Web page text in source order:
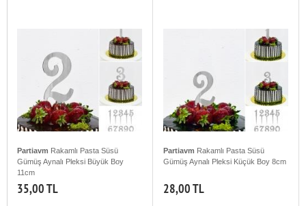
Partiavm Rakamlı Pasta Süsü
Gümüş Aynalı Pleksi Büyük Boy
11cm
35,00 TL
Partiavm Rakamlı Pasta Süsü
Gümüş Aynalı Pleksi Küçük Boy 8cm
28,00 TL